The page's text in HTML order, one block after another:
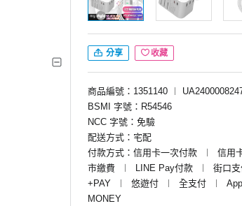
分享 收藏
商品編號：1351140 ︱
BSMI 字號：R54546
NCC 字號：免驗
配送方式：宅配
付款方式：信用卡一次付款
︱ 信用
市繳費
︱ LINE Pay付款 ︱ 街口
+PAY
︱ 悠遊付 ︱ 全支付 ︱
MONEY